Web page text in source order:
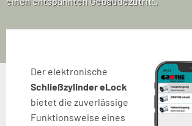
Der elektronische
Schließzylinder eLock
bietet die zuverlässige
Funktionsweise eines